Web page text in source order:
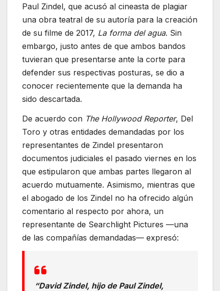
Paul Zindel, que acusó al cineasta de plagiar
una obra teatral de su autoría para la creación
de su filme de 2017, La forma del agua. Sin
embargo, justo antes de que ambos bandos
tuvieran que presentarse ante la corte para
defender sus respectivas posturas, se dio a
conocer recientemente que la demanda ha
sido descartada.
De acuerdo con The Hollywood Reporter, Del
Toro y otras entidades demandadas por los
representantes de Zindel presentaron
documentos judiciales el pasado viernes en los
que estipularon que ambas partes llegaron al
acuerdo mutuamente. Asimismo, mientras que
el abogado de los Zindel no ha ofrecido algún
comentario al respecto por ahora, un
representante de Searchlight Pictures —una
de las compañías demandadas— expresó:
“David Zindel, hijo de Paul Zindel,